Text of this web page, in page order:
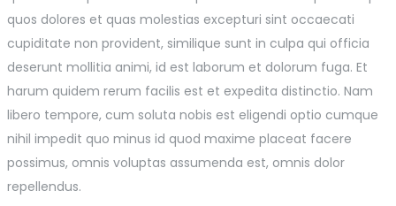
quos dolores et quas molestias excepturi sint occaecati
cupiditate non provident, similique sunt in culpa qui officia
deserunt mollitia animi, id est laborum et dolorum fuga. Et
harum quidem rerum facilis est et expedita distinctio. Nam
libero tempore, cum soluta nobis est eligendi optio cumque
nihil impedit quo minus id quod maxime placeat facere
possimus, omnis voluptas assumenda est, omnis dolor
repellendus.